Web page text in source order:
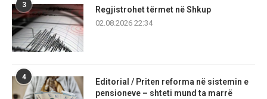
3
Regjistrohet tërmet në Shkup
02.08.2026 22:34
4
Editorial / Priten reforma në sistemin e
pensioneve – shteti mund ta marrë